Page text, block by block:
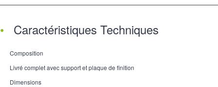
Caractéristiques Techniques
Composition
Livré complet avec support et plaque de finition
Dimensions